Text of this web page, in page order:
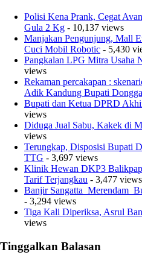
Polisi Kena Prank, Cegat
Gula 2 Kg - 10,137 views
Manjakan Pengunjung, Mall
Cuci Mobil Robotic - 5,430
Pangkalan LPG Mitra Usaha
views
Rekaman percakapan :
Adik Kandung Bupati
Bupati dan Ketua DPRD
views
Diduga Jual Sabu, Kakek di
views
Terungkap, Disposisi Bupati
TTG - 3,697 views
Klinik Hewan DKP3
Tarif Terjangkau - 3,477 views
Banjir Sangatta Merendam
- 3,294 views
Tiga Kali Diperiksa, Asrul
views
Tinggalkan Balasan